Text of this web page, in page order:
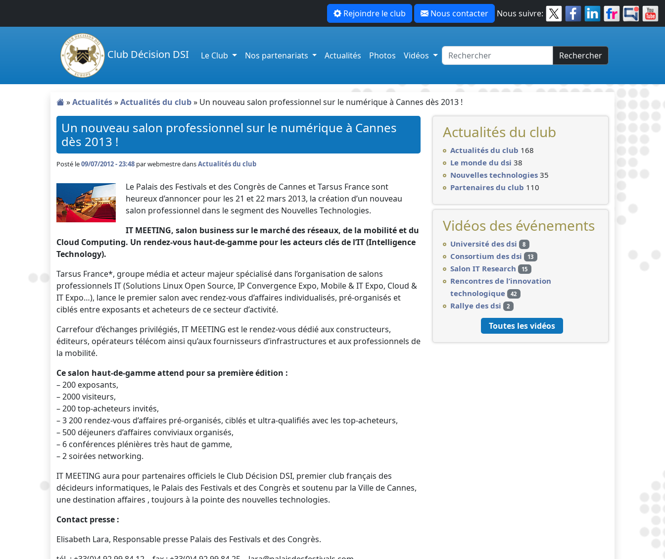
Rejoindre le club Nous contacter Nous suivre:
Club Décision DSI Le Club Nos partenariats Actualités Photos Vidéos Rechercher
»Actualités»Actualités du club» Un nouveau salon professionnel sur le numérique à Cannes dès 2013 !
Un nouveau salon professionnel sur le numérique à Cannes
dès 2013 !
Posté le09/07/2012 - 23:48 parwebmestre dansActualités du club
Le Palais des Festivals et des Congrès de Cannes et Tarsus France sont
heureux d’annoncer pour les 21 et 22 mars 2013, la création d’un nouveau
salon professionnel dans le segment des Nouvelles Technologies.
IT MEETING, salon business sur le marché des réseaux, de la mobilité et du
Cloud Computing. Un rendez-vous haut-de-gamme pour les acteurs clés de l’IT (Intelligence
Technology).
Tarsus France*, groupe média et acteur majeur spécialisé dans l’organisation de salons
professionnels IT (Solutions Linux Open Source, IP Convergence Expo, Mobile & IT Expo, Cloud &
IT Expo…), lance le premier salon avec rendez-vous d’affaires individualisés, pré-organisés et
ciblés entre exposants et acheteurs de ce secteur d’activité.
Carrefour d’échanges privilégiés, IT MEETING est le rendez-vous dédié aux constructeurs,
éditeurs, opérateurs télécom ainsi qu’aux fournisseurs d’infrastructures et aux professionnels de
la mobilité.
Ce salon haut-de-gamme attend pour sa première édition :
– 200 exposants,
– 2000 visiteurs,
– 200 top-acheteurs invités,
– 3 200 rendez-vous d’affaires pré-organisés, ciblés et ultra-qualifiés avec les top-acheteurs,
– 500 déjeuners d’affaires conviviaux organisés,
– 6 conférences plénières très haut de gamme,
– 2 soirées networking.
IT MEETING aura pour partenaires officiels le Club Décision DSI, premier club français des
décideurs informatiques, le Palais des Festivals et des Congrès et soutenu par la Ville de Cannes,
une destination affaires , toujours à la pointe des nouvelles technologies.
Contact presse :
Elisabeth Lara, Responsable presse Palais des Festivals et des Congrès.
Actualités du club
Actualités du club 168
Le monde du dsi 38
Nouvelles technologies 35
Partenaires du club 110
Vidéos des événements
Université des dsi 8
Consortium des dsi 13
Salon IT Research 15
Rencontres de l’innovation
technologique
42
Rallye des dsi 2
Toutes les vidéos